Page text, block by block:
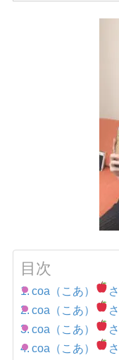
目次
coa（こあ）
coa（こあ）
coa（こあ）
coa（こあ）